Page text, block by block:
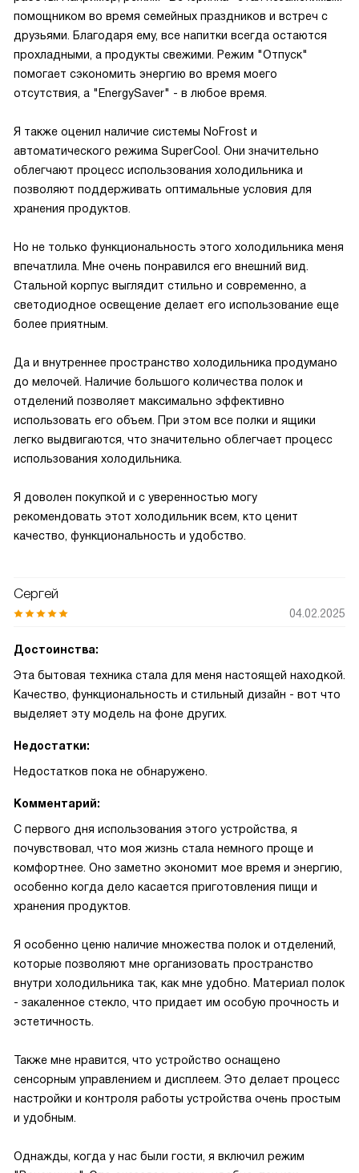
помощником во время семейных праздников и встреч с
друзьями. Благодаря ему, все напитки всегда остаются
прохладными, а продукты свежими. Режим "Отпуск"
помогает сэкономить энергию во время моего
отсутствия, а "EnergySaver" - в любое время.
Я также оценил наличие системы NoFrost и
автоматического режима SuperCool. Они значительно
облегчают процесс использования холодильника и
позволяют поддерживать оптимальные условия для
хранения продуктов.
Но не только функциональность этого холодильника меня
впечатлила. Мне очень понравился его внешний вид.
Стальной корпус выглядит стильно и современно, а
светодиодное освещение делает его использование еще
более приятным.
Да и внутреннее пространство холодильника продумано
до мелочей. Наличие большого количества полок и
отделений позволяет максимально эффективно
использовать его объем. При этом все полки и ящики
легко выдвигаются, что значительно облегчает процесс
использования холодильника.
Я доволен покупкой и с уверенностью могу
рекомендовать этот холодильник всем, кто ценит
качество, функциональность и удобство.
Сергей
04.02.2025
Достоинства:
Эта бытовая техника стала для меня настоящей находкой.
Качество, функциональность и стильный дизайн - вот что
выделяет эту модель на фоне других.
Недостатки:
Недостатков пока не обнаружено.
Комментарий:
С первого дня использования этого устройства, я
почувствовал, что моя жизнь стала немного проще и
комфортнее. Оно заметно экономит мое время и энергию,
особенно когда дело касается приготовления пищи и
хранения продуктов.
Я особенно ценю наличие множества полок и отделений,
которые позволяют мне организовать пространство
внутри холодильника так, как мне удобно. Материал полок
- закаленное стекло, что придает им особую прочность и
эстетичность.
Также мне нравится, что устройство оснащено
сенсорным управлением и дисплеем. Это делает процесс
настройки и контроля работы устройства очень простым
и удобным.
Однажды, когда у нас были гости, я включил режим